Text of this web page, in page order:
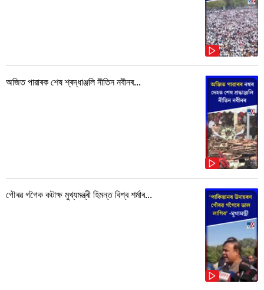
অজিত পাৱাৰক শেষ শ্ৰদ্ধাঞ্জলি নীতিন নবীনৰ...
গৌৰৱ গগৈক কটাক্ষ মুখ্যমন্ত্ৰী হিমন্ত বিশ্ব শৰ্মাৰ...